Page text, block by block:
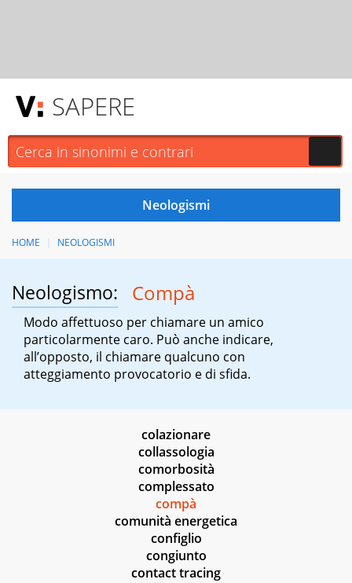
SAPERE
HOME NEOLOGISMI
Neologismo: Compà
Modo affettuoso per chiamare un amico
particolarmente caro. Può anche indicare,
all’opposto, il chiamare qualcuno con
atteggiamento provocatorio e di sfida.
colazionare
collassologia
comorbosità
complessato
compà
comunità energetica
configlio
congiunto
contact tracing